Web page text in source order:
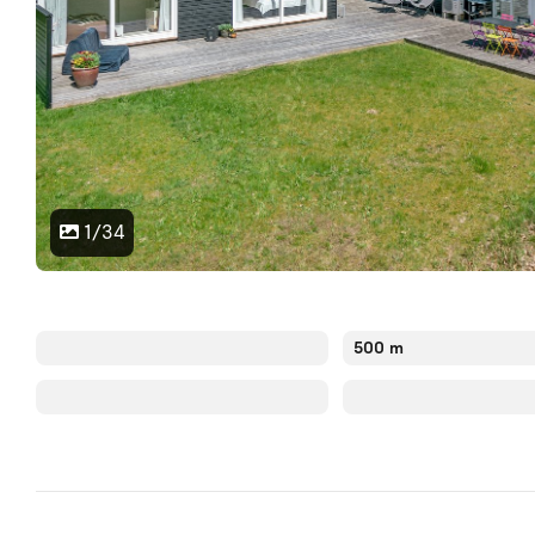
1/34
500 m